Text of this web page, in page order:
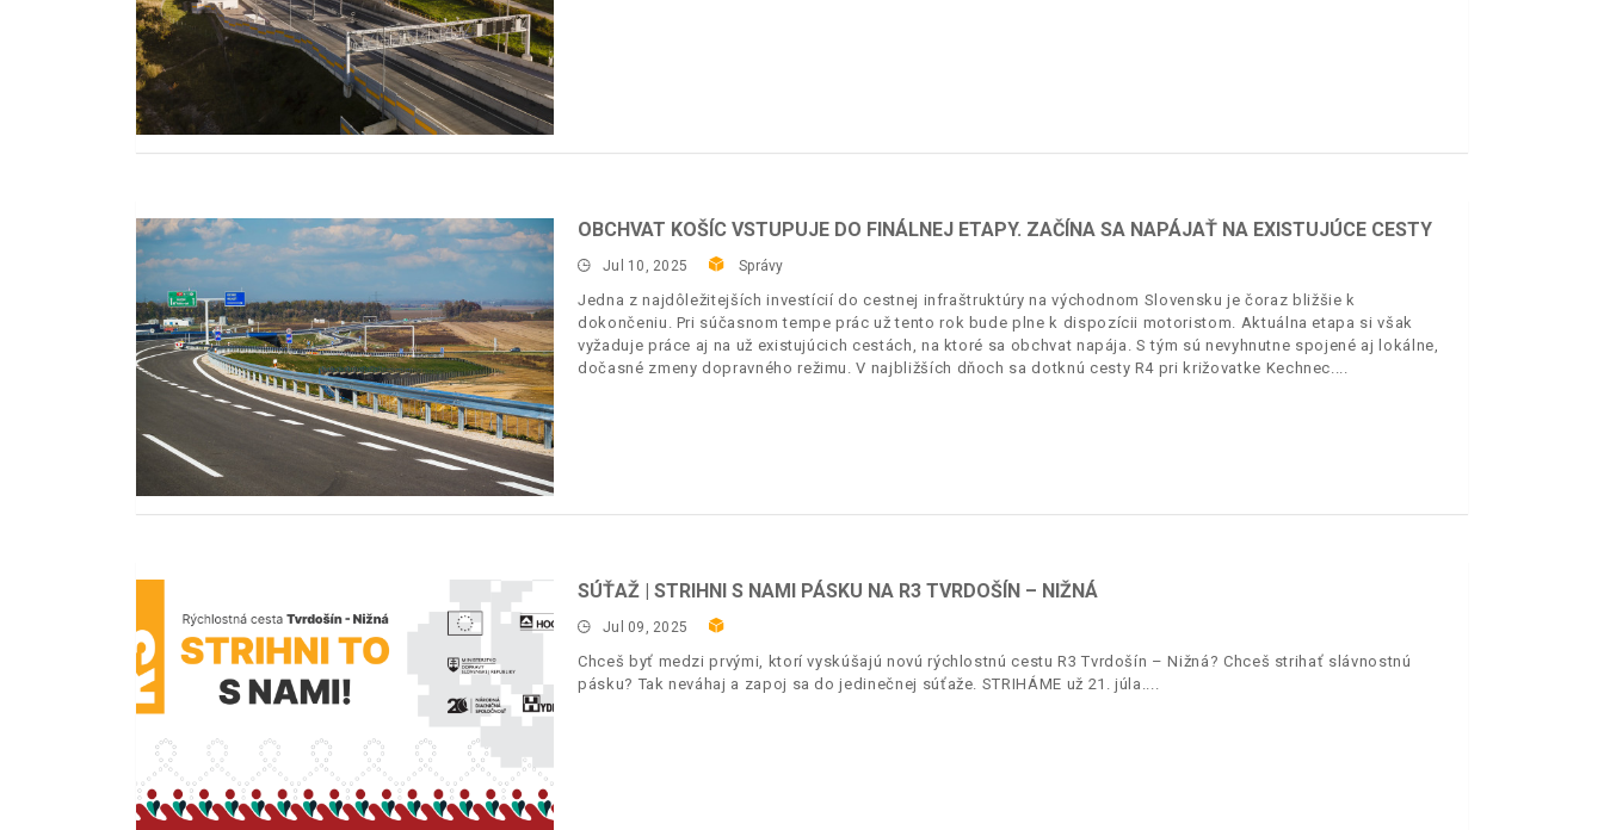
OBCHVAT KOŠÍC VSTUPUJE DO FINÁLNEJ ETAPY. ZAČÍNA SA NAPÁJAŤ NA EXISTUJÚCE CESTY
Jul 10, 2025 Správy
Jedna z najdôležitejších investícií do cestnej infraštruktúry na východnom Slovensku je čoraz bližšie k
dokončeniu. Pri súčasnom tempe prác už tento rok bude plne k dispozícii motoristom. Aktuálna etapa si však
vyžaduje práce aj na už existujúcich cestách, na ktoré sa obchvat napája. S tým sú nevyhnutne spojené aj lokálne,
dočasné zmeny dopravného režimu. V najbližších dňoch sa dotknú cesty R4 pri križovatke Kechnec.
SÚŤAŽ | STRIHNI S NAMI PÁSKU NA R3 TVRDOŠÍN – NIŽNÁ
Jul 09, 2025
Chceš byť medzi prvými, ktorí vyskúšajú novú rýchlostnú cestu R3 Tvrdošín – Nižná? Chceš strihať slávnostnú
pásku? Tak neváhaj a zapoj sa do jedinečnej súťaže. STRIHÁME už 21. júla.